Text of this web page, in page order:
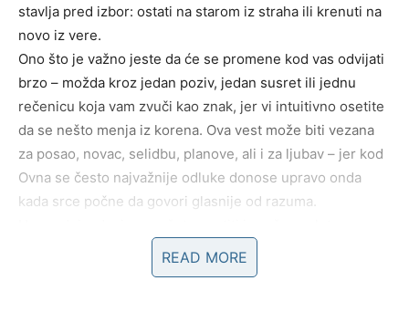
stavlja pred izbor: ostati na starom iz straha ili krenuti na
novo iz vere.
Ono što je važno jeste da će se promene kod vas odvijati
brzo – možda kroz jedan poziv, jedan susret ili jednu
rečenicu koja vam zvuči kao znak, jer vi intuitivno osetite
da se nešto menja iz korena. Ova vest može biti vezana
za posao, novac, selidbu, planove, ali i za ljubav – jer kod
Ovna se često najvažnije odluke donose upravo onda
kada srce počne da govori glasnije od razuma.
energije, kao da vam se vraća volja i motivacija, jer
shvatate da vas život više ne koči, već gura napred, iako
READ MORE